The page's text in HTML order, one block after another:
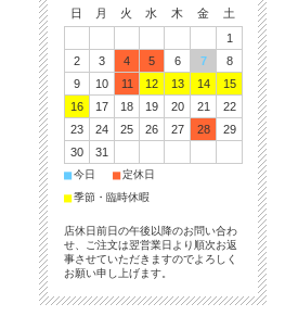
日 月 火 水 木 金
土
1
2
3 4 5 6 7
8
9
10 11 12 13 14
15
16
17 18 19 20 21
22
23
24 25 26 27 28
29
30
31
■今日 ■定休日
■季節・臨時休暇
店休日前日の午後以降のお問い合わ
せ、ご注文は翌営業日より順次お返
事させていただきますのでよろしく
お願い申し上げます。